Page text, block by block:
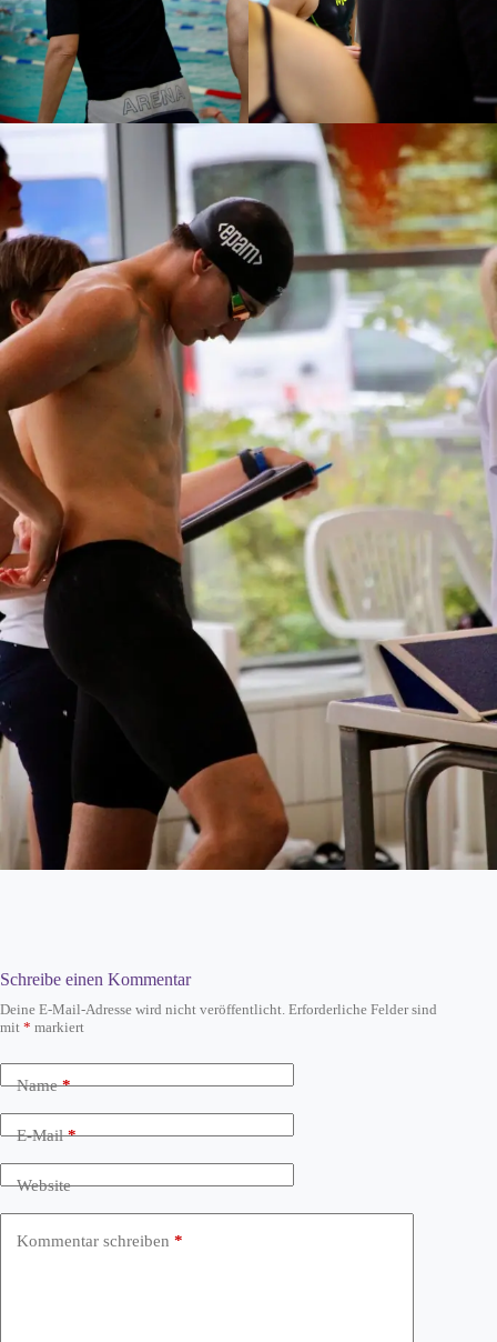
Schreibe einen Kommentar
Deine E-Mail-Adresse wird nicht veröffentlicht. Erforderliche Felder sind
mit * markiert
Name*
E-Mail*
Website
Kommentar schreiben *